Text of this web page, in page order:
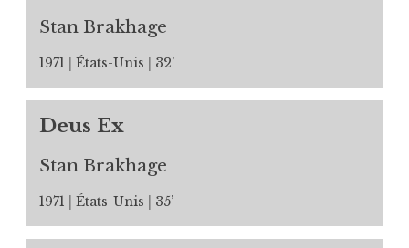
Stan Brakhage
1971 États-Unis 32’
Deus Ex
Stan Brakhage
1971 États-Unis 35’